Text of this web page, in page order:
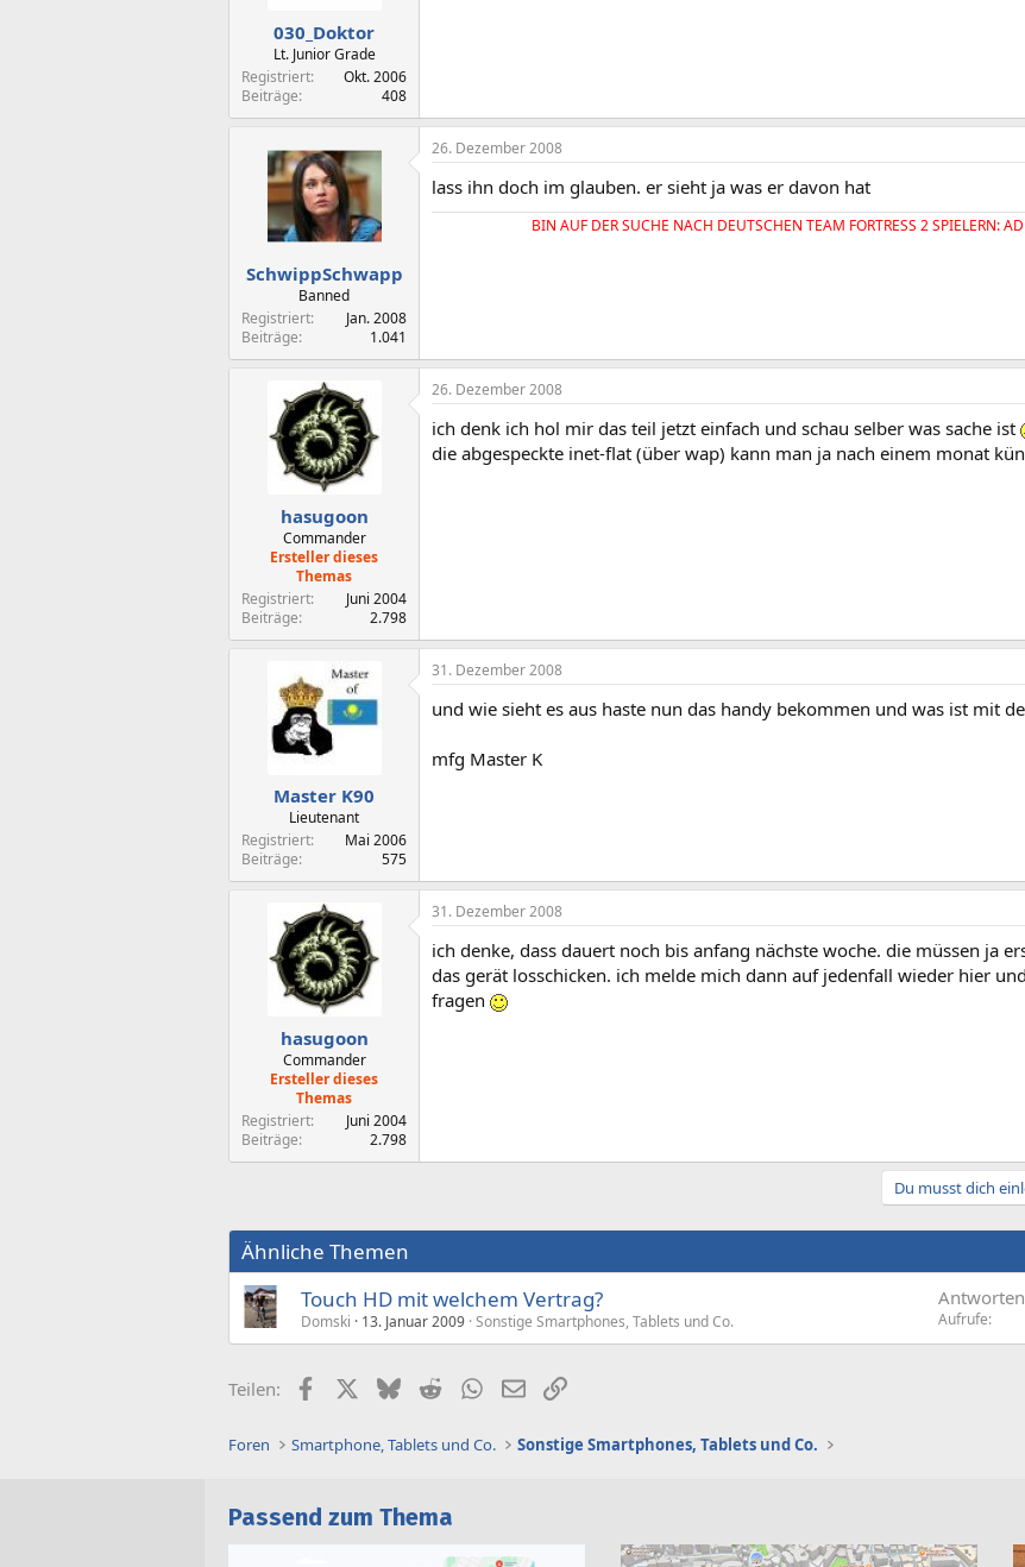
030_Doktor
Lt. Junior Grade
Registriert
Okt. 2006
Beiträge
408
SchwippSchwapp
Banned
Registriert
Jan. 2008
Beiträge
1.041
26. Dezember 2008
lass ihn doch im glauben. er sieht ja was er davon hat
BIN AUF DER SUCHE NACH DEUTSCHEN TEAM FORTRESS 2 SPIELERN:
hasugoon
Commander
Ersteller dieses
Themas
Registriert
Juni 2004
Beiträge
2.798
26. Dezember 2008
ich denk ich hol mir das teil jetzt einfach und schau selber was sache ist
die abgespeckte inet-flat (über wap) kann man ja nach einem monat
Master K90
Lieutenant
Registriert
Mai 2006
Beiträge
575
31. Dezember 2008
und wie sieht es aus haste nun das handy bekommen und was ist mit
mfg Master K
hasugoon
Commander
Ersteller dieses
Themas
Registriert
Juni 2004
Beiträge
2.798
31. Dezember 2008
ich denke, dass dauert noch bis anfang nächste woche. die müssen ja
das gerät losschicken. ich melde mich dann auf jedenfall wieder hier
fragen
Du musst dich
Ähnliche Themen
Touch HD mit welchem Vertrag?
Domski 13. Januar 2009 Sonstige Smartphones, Tablets und Co.
Antworten
Aufrufe
Teilen: FacebookX (Twitter)
BlueskyRedditWhatsApp
E-MailLink
Foren Smartphone, Tablets und Co. Sonstige Smartphones, Tablets und Co.
Passend zum Thema